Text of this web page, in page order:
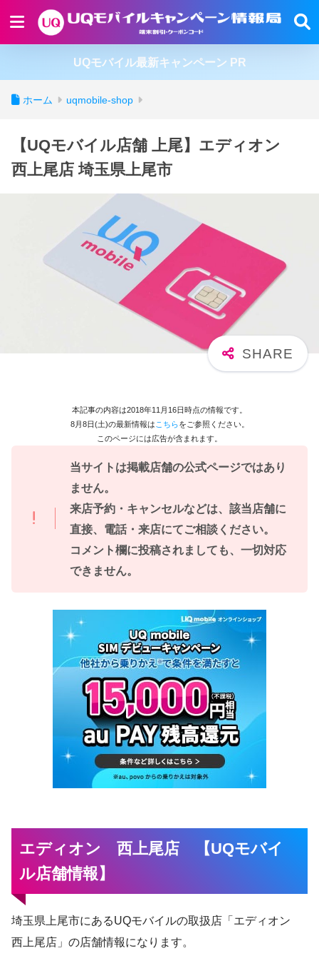
UQモバイル最新キャンペーン PR
ホーム uqmobile-shop
【UQモバイル店舗 上尾】エディオン
西上尾店 埼玉県上尾市
本記事の内容は2018年11月16日時点の情報です。
8月8日(土)の最新情報は こちらをご参照ください。
このページには広告が含まれます。
当サイトは掲載店舗の公式ページではあり
ません。
来店予約・キャンセルなどは、該当店舗に
直接、電話・来店にてご相談ください。
コメント欄に投稿されましても、一切対応
できません。
エディオン 西上尾店 【UQモバイ
ル店舗情報】
埼玉県上尾市にあるUQモバイルの取扱店「エディオン
西上尾店」の店舗情報になります。